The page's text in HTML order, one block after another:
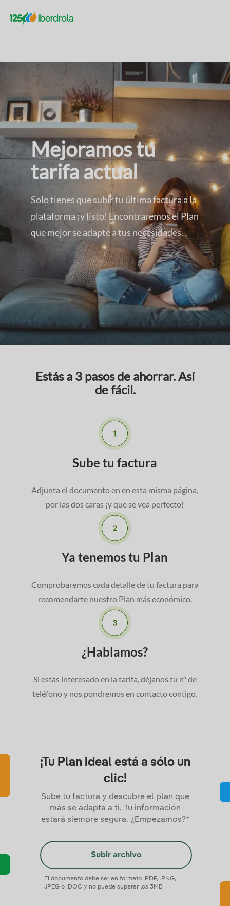
Mejoramos tu
tarifa actual
Solo tienes que subir tu última factura a la
plataforma ¡y listo! Encontraremos el Plan
que mejor se adapte a tus necesidades.
Estás a 3 pasos de ahorrar. Así
de fácil.
Sube tu factura
Adjunta el documento en en esta misma página,
por las dos caras ¡y que se vea perfecto!
Ya tenemos tu Plan
Comprobaremos cada detalle de tu factura para
recomendarte nuestro Plan más económico.
¿Hablamos?
Si estás interesado en la tarifa, déjanos tu nº de
teléfono y nos pondremos en contacto contigo.
¡Tu Plan ideal está a sólo un
clic!
Sube tu factura y descubre el plan que
más se adapta a ti. Tu información
estará siempre segura. ¿Empezamos?*
Subir archivo
El documento debe ser en formato .PDF, .PNG,
JPEG o .DOC y no puede superar los 3MB